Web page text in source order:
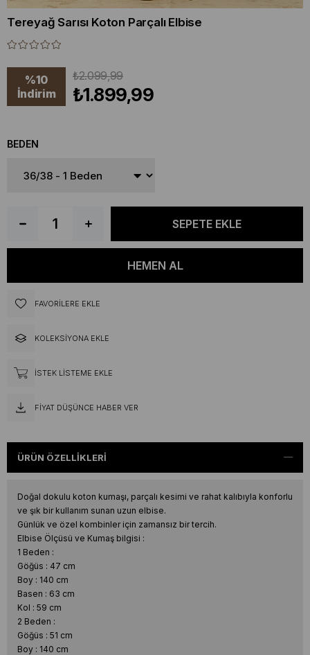
Tereyağ Sarısı Koton Parçalı Elbise
%10
İndirim
₺2.099,99
₺1.899,99
BEDEN
FAVORILERE EKLE
KOLEKSIYONA EKLE
İSTEK LISTEME EKLE
FIYAT DÜŞÜNCE HABER VER
ÜRÜN ÖZELLIKLERI
Doğal dokulu koton kumaşı, parçalı kesimi ve rahat kalıbıyla konforlu
ve şık bir kullanım sunan uzun elbise.
Günlük ve özel kombinler için zamansız bir tercih.
Elbise Ölçüsü ve Kumaş bilgisi :
1 Beden :
Göğüs : 47 cm
Boy : 140 cm
Basen : 63 cm
Kol : 59 cm
2 Beden :
Göğüs : 51 cm
Boy : 140 cm